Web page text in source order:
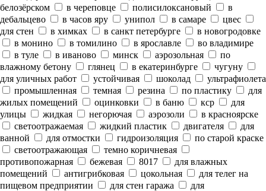
белозёрском
в череповце полисилоксановый
в
дебальцево
в часов яру унипол в самаре
цвес
для стен
в химках в санкт петербурге
в новогродовке
в монино
в томилино в ярославле
во владимире
в туле
в иваново минск аэрозольная
по
влажному бетону
глянец в екатеринбурге
чугуну
для уличных работ
устойчивая шоколад
ультрафиолета
промышленная
темная резина по пластику
для
жилых помещений
оцинковки в баню кср
для
улицы
жидкая негорючая аэрозоли
в красноярске
светоотражаемая
жидкий пластик двигателя
для
ванной
для отмостки гидроизоляция
по старой краске
светоотражающая
темно коричневая
противопожарная
бежевая 8017
для влажных
помещений
антигрибковая цокольная
для телег на
пищевом предприятии
для стен гаража
для